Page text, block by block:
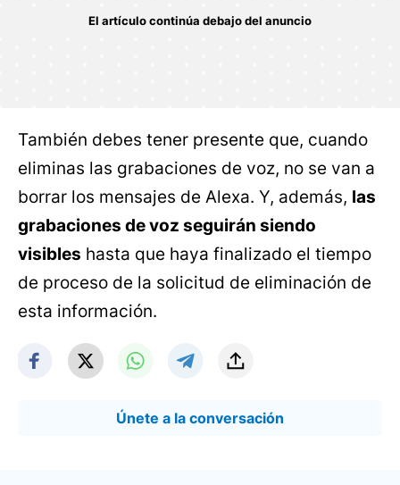
También debes tener presente que, cuando
eliminas las grabaciones de voz, no se van a
borrar los mensajes de Alexa. Y, además, las
grabaciones de voz seguirán siendo
visibles hasta que haya finalizado el tiempo
de proceso de la solicitud de eliminación de
esta información.
Únete a la conversación